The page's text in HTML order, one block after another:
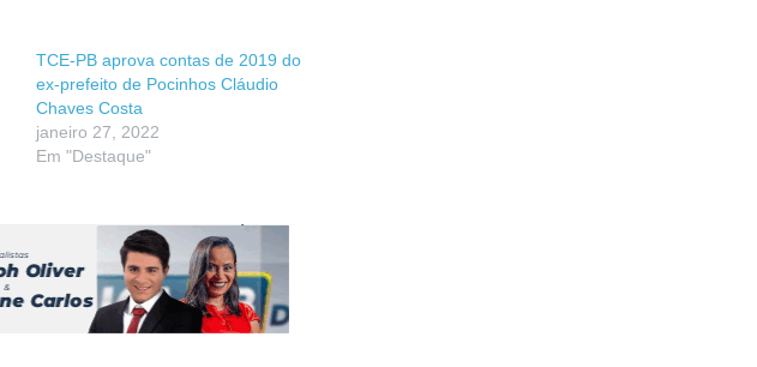
TCE-PB aprova contas de 2019 do
ex-prefeito de Pocinhos Cláudio
Chaves Costa
janeiro 27, 2022
Em "Destaque"